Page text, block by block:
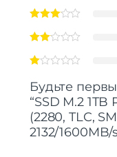
Будьте
“SSD M.2
(2280, TLC,
2132/1600MB/